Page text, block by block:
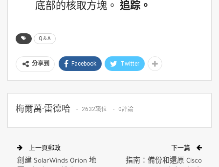
底部的核取方塊。 追踪。
Q＆A
分享到 Facebook Twitter
梅爾萬·雷德哈 2632職位 0評論
上一頁郵政
創建 SolarWinds Orion 地
下一篇
指南：備份和還原 Cisco